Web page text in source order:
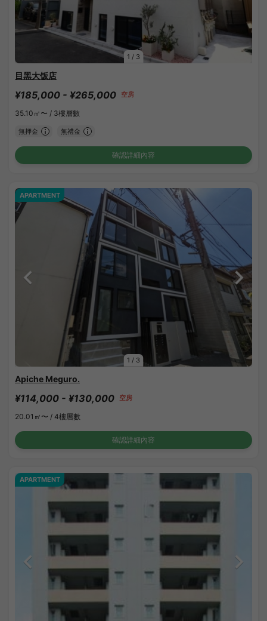
1 / 3
目黑大饭店
¥185,000 - ¥265,000 空房
35.10㎡〜 / 3樓層數
無押金 無禮金
確認詳細內容
1 / 3
APARTMENT
Apiche Meguro.
¥114,000 - ¥130,000 空房
20.01㎡〜 / 4樓層數
確認詳細內容
APARTMENT